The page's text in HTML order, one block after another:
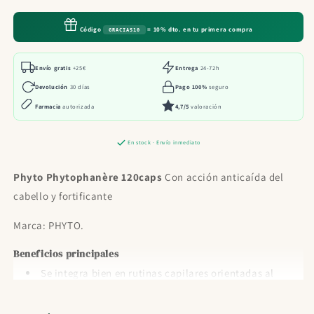
Código GRACIAS10 = 10% dto. en tu primera compra
Envío gratis +25€ Entrega 24-72h
Devolución 30 días Pago 100% seguro
Farmacia autorizada 4,7/5 valoración
En stock · Envío inmediato
Phyto Phytophanère 120caps Con acción anticaída del
cabello y fortificante
Marca: PHYTO.
Beneficios principales
Se integra bien en rutinas capilares orientadas al